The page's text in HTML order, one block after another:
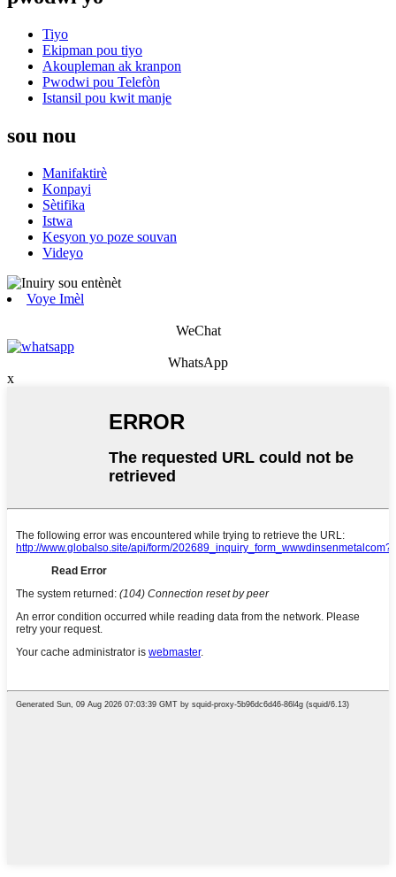
Tiyo
Ekipman pou tiyo
Akoupleman ak kranpon
Pwodwi pou Telefòn
Istansil pou kwit manje
sou nou
Manifaktirè
Konpayi
Sètifika
Istwa
Kesyon yo poze souvan
Videyo
Voye Imèl
WeChat
WhatsApp
x